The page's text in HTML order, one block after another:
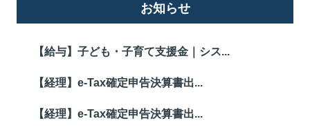
お知らせ
【給与】子ども・子育て支援金｜シス...
【経理】e-Tax確定申告決算書出...
【経理】e-Tax確定申告決算書出...